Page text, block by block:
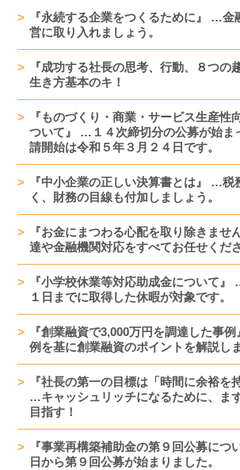
『永続する企業をつくるために』 …金
営に取り入れましょう。
『成功する社長の思考、行動、８つ
生き方基本のキ！
『ものづくり・商業・サービス生産性
ついて』 …１４次締切分の公募が始
請開始は令和５年３月２４日です。
『中小企業の正しい決算書とは』 …税
く、財務の目線も付加しましょう。
『お金にまつわる心配を取り除きま
達や金融機関対応をすべてお任せくださ
『小学校休業等対応助成金について』
１日までに取得した休暇が対象です。
『創業融資で3,000万円を調達した事
例を基に創業融資のポイントを解説しま
『社長の第一の目標は「時間に余裕を
…キャッシュリッチになるために、ま
目指す！
『事業再構築補助金の第９回公募につ
日から第９回公募が始まりました。